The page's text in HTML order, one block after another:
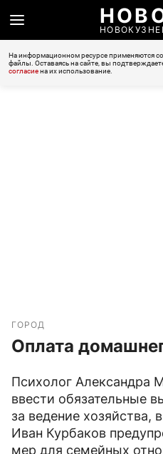
На информационном ресурсе применяются
файлы. Оставаясь на сайте, вы
согласиена их использование.
ГОРОД
Оплата
Психолог Александра
ввести обязательные
за ведение хозяйства,
Иван Курбаков
мер для семейных